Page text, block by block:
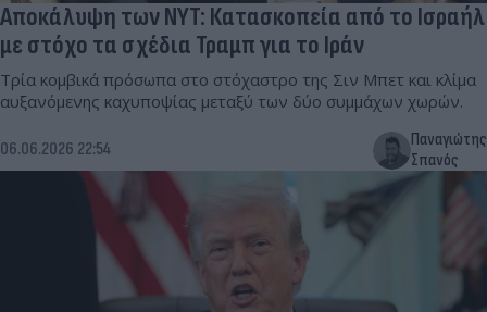
Αποκάλυψη των NYT: Κατασκοπεία από το Ισραήλ
με στόχο τα σχέδια Τραμπ για το Ιράν
Τρία κομβικά πρόσωπα στο στόχαστρο της Σιν Μπετ και κλίμα
αυξανόμενης καχυποψίας μεταξύ των δύο συμμάχων χωρών.
06.06.2026 22:54
Παναγιώτης
Σπανός